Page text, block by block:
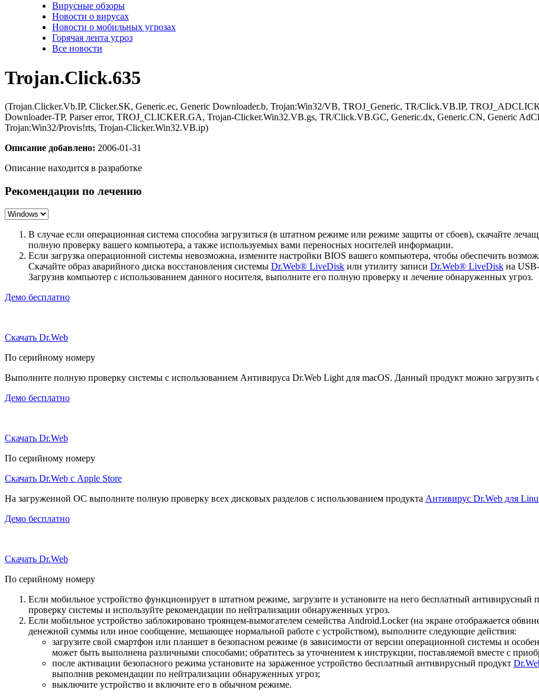
Вирусные обзоры
Новости о вирусах
Новости о мобильных угрозах
Горячая лента угроз
Все новости
Trojan.Click.635
(Trojan.Clicker.Vb.IP, Clicker.SK, Generic.ec, Generic Downloader.b, Trojan:Win32/VB, TROJ_Generic, TR/Click.VB.IP,
Downloader-TP, Parser error, TROJ_CLICKER.GA, Trojan-Clicker.Win32.VB.gs, TR/Click.VB.GC, Generic.dx, Generic.CN, Generic
Trojan:Win32/Provis!rts, Trojan-Clicker.Win32.VB.ip)
Описание добавлено: 2006-01-31
Описание находится в разработке
Рекомендации по лечению
В случае если операционная система способна загрузиться (в штатном режиме или режиме защиты от сбоев), скачайте
полную проверку вашего компьютера, а также используемых вами переносных носителей информации.
Если загрузка операционной системы невозможна, измените настройки BIOS вашего компьютера, чтобы обеспечить
Скачайте образ аварийного диска восстановления системы Dr.Web® LiveDisk или утилиту записи Dr.Web® LiveDisk на
Загрузив компьютер с использованием данного носителя, выполните его полную проверку и лечение обнаруженных угроз.
Демо бесплатно
Скачать Dr.Web
По серийному номеру
Выполните полную проверку системы с использованием Антивируса Dr.Web Light для macOS. Данный продукт можно загрузить
Демо бесплатно
Скачать Dr.Web
По серийному номеру
Скачать Dr.Web с Apple Store
На загруженной ОС выполните полную проверку всех дисковых разделов с использованием продукта Антивирус Dr.Web для
Демо бесплатно
Скачать Dr.Web
По серийному номеру
Если мобильное устройство функционирует в штатном режиме, загрузите и установите на него бесплатный антивирусный
проверку системы и используйте рекомендации по нейтрализации обнаруженных угроз.
Если мобильное устройство заблокировано троянцем-вымогателем семейства Android.Locker (на экране отображается
денежной суммы или иное сообщение, мешающее нормальной работе с устройством), выполните следующие действия:
загрузите свой смартфон или планшет в безопасном режиме (в зависимости от версии операционной системы и
может быть выполнена различными способами; обратитесь за уточнением к инструкции, поставляемой вместе с
после активации безопасного режима установите на зараженное устройство бесплатный антивирусный продукт
выполнив рекомендации по нейтрализации обнаруженных угроз;
выключите устройство и включите его в обычном режиме.